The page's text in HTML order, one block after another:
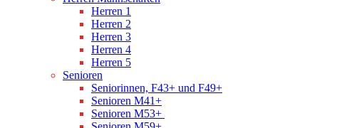
Herren 1
Herren 2
Herren 3
Herren 4
Herren 5
Senioren
Seniorinnen, F43+ und F49+
Senioren M41+
Senioren M53+